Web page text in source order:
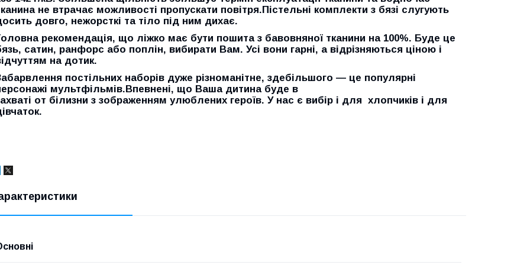
не втрачає можливості пропускати повітря.Пістельні комплекти з бязі слугують
довго, нежорсткі та тіло під ним дихає.
рекомендація, що ліжко має бути пошита з бавовняної тканини на 100%. Буде це
сатин, ранфорс або поплін, вибирати Вам. Усі вони гарні, а відрізняються ціною і
на дотик.
постільних наборів дуже різноманітне, здебільшого — це популярні
мультфільмів.Впевнені, що Ваша дитина буде в
от білизни з зображенням улюблених героїв. У нас є вибір і для хлопчиків і для